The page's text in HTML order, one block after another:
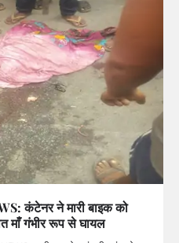
कंटेनर ने मारी बाइक को
माँ गंभीर रूप से घायल